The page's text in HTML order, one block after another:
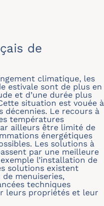
de
climatique, les
estivale sont de plus en
et d’une durée plus
situation est vouée à
décennies. Le recours à
températures
ailleurs être limité de
énergétiques
Les solutions à
par une meilleure
l’installation de
solutions existent
menuiseries,
techniques
leurs propriétés et leur